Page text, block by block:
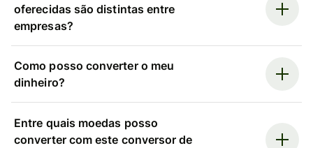
oferecidas são distintas entre
empresas?
Como posso converter o meu
dinheiro?
Entre quais moedas posso
converter com este conversor de